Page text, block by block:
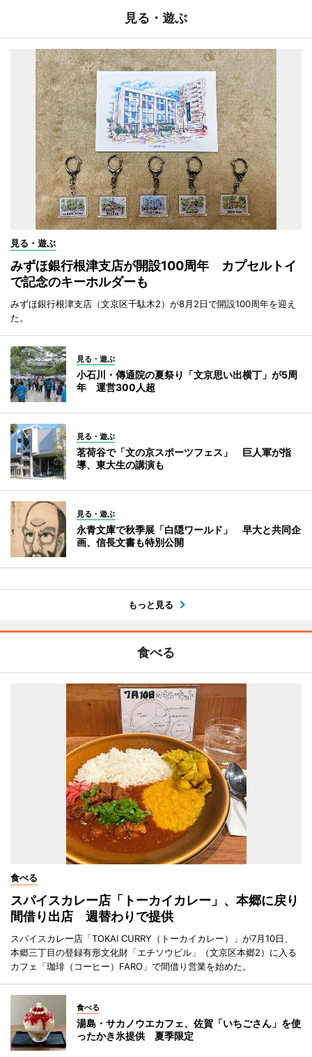
見る・遊ぶ
見る・遊ぶ
みずほ銀行根津支店が開設100周年 カプセルトイ
で記念のキーホルダーも
みずほ銀行根津支店（文京区千駄木2）が8月2日で開設100周年を迎え
た。
見る・遊ぶ
小石川・傳通院の夏祭り「文京思い出横丁」が5周
年 運営300人超
見る・遊ぶ
茗荷谷で「文の京スポーツフェス」 巨人軍が指
導、東大生の講演も
見る・遊ぶ
永青文庫で秋季展「白隠ワールド」 早大と共同企
画、信長文書も特別公開
もっと見る
食べる
食べる
スパイスカレー店「トーカイカレー」、本郷に戻り
間借り出店 週替わりで提供
スパイスカレー店「TOKAI CURRY（トーカイカレー）」が7月10日、
本郷三丁目の登録有形文化財「エチソウビル」（文京区本郷2）に入る
カフェ「珈琲（コーヒー）FARO」で間借り営業を始めた。
食べる
湯島・サカノウエカフェ、佐賀「いちごさん」を使
ったかき氷提供 夏季限定